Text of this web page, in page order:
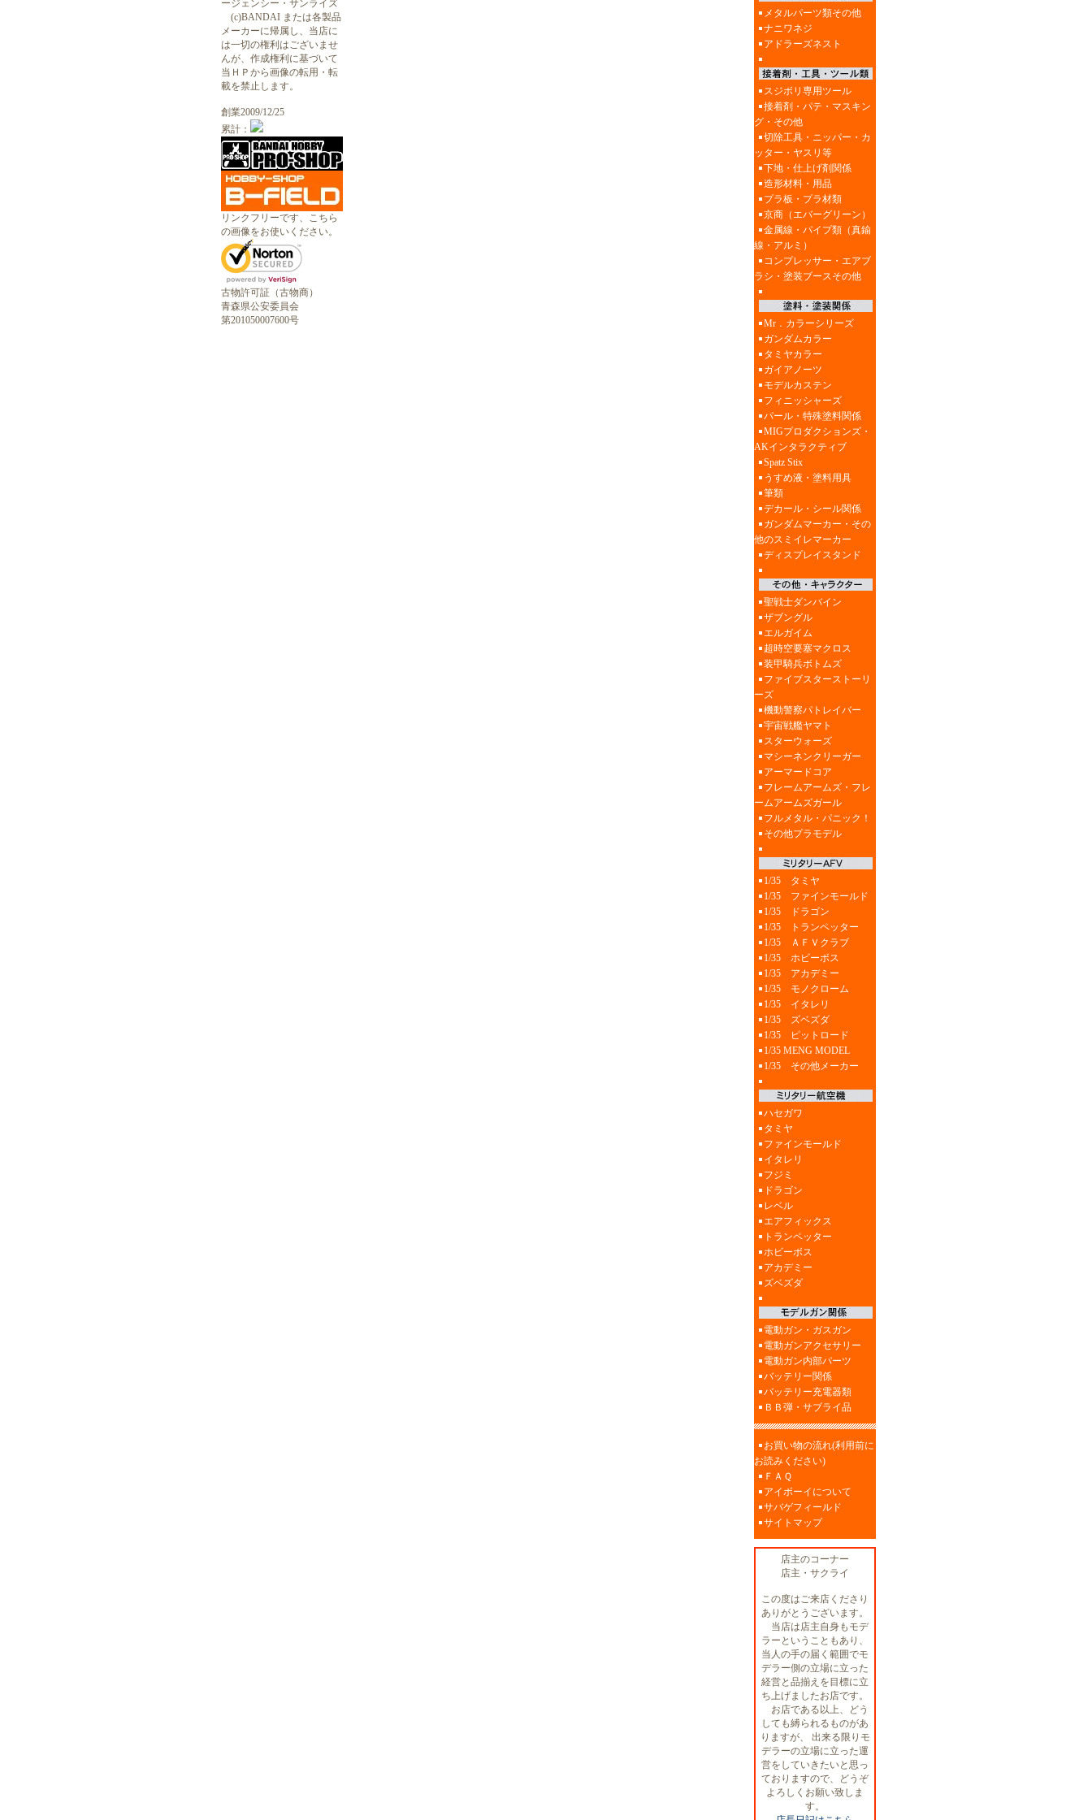
ージェンシー・サンライズ
(c)BANDAI または各製品
メーカーに帰属し、当店に
は一切の権利はございませ
んが、作成権利に基づいて
当ＨＰから画像の転用・転
載を禁止します。
創業2009/12/25
累計：
リンクフリーです、こちら
の画像をお使いください。
古物許可証（古物商）
青森県公安委員会
第201050007600号
メタルパーツ類その他
ナニワネジ
アドラーズネスト
スジボリ専用ツール
接着剤・パテ・マスキン
グ・その他
切除工具・ニッパー・カ
ッター・ヤスリ等
下地・仕上げ剤関係
造形材料・用品
プラ板・プラ材類
京商（エバーグリーン）
金属線・パイプ類（真鍮
線・アルミ）
コンプレッサー・エアブ
ラシ・塗装ブースその他
Mr．カラーシリーズ
ガンダムカラー
タミヤカラー
ガイアノーツ
モデルカステン
フィニッシャーズ
パール・特殊塗料関係
MIGプロダクションズ・
AKインタラクティブ
Spatz Stix
うすめ液・塗料用具
筆類
デカール・シール関係
ガンダムマーカー・その
他のスミイレマーカー
ディスプレイスタンド
聖戦士ダンバイン
ザブングル
エルガイム
超時空要塞マクロス
装甲騎兵ボトムズ
ファイブスターストーリ
ーズ
機動警察パトレイバー
宇宙戦艦ヤマト
スターウォーズ
マシーネンクリーガー
アーマードコア
フレームアームズ・フレ
ームアームズガール
フルメタル・パニック！
その他プラモデル
1/35 タミヤ
1/35 ファインモールド
1/35 ドラゴン
1/35 トランペッター
1/35 ＡＦＶクラブ
1/35 ホビーボス
1/35 アカデミー
1/35 モノクローム
1/35 イタレリ
1/35 ズベズダ
1/35 ピットロード
1/35 MENG MODEL
1/35 その他メーカー
ハセガワ
タミヤ
ファインモールド
イタレリ
フジミ
ドラゴン
レベル
エアフィックス
トランペッター
ホビーボス
アカデミー
ズベズダ
電動ガン・ガスガン
電動ガンアクセサリー
電動ガン内部パーツ
バッテリー関係
バッテリー充電器類
ＢＢ弾・サブライ品
お買い物の流れ(利用前に
お読みください)
ＦＡＱ
アイボーイについて
サバゲフィールド
サイトマップ
店主のコーナー
店主・サクライ
この度はご来店くださり
ありがとうございます。
当店は店主自身もモデ
ラーということもあり、
当人の手の届く範囲でモ
デラー側の立場に立った
経営と品揃えを目標に立
ち上げましたお店です。
お店である以上、どう
しても縛られるものがあ
りますが、 出来る限りモ
デラーの立場に立った運
営をしていきたいと思っ
ておりますので、どうぞ
よろしくお願い致しま
す。